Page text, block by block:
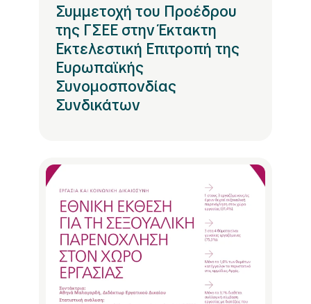
Συμμετοχή του Προέδρου
της ΓΣΕΕ στην Έκτακτη
Εκτελεστική Επιτροπή της
Ευρωπαϊκής
Συνομοσπονδίας
Συνδικάτων